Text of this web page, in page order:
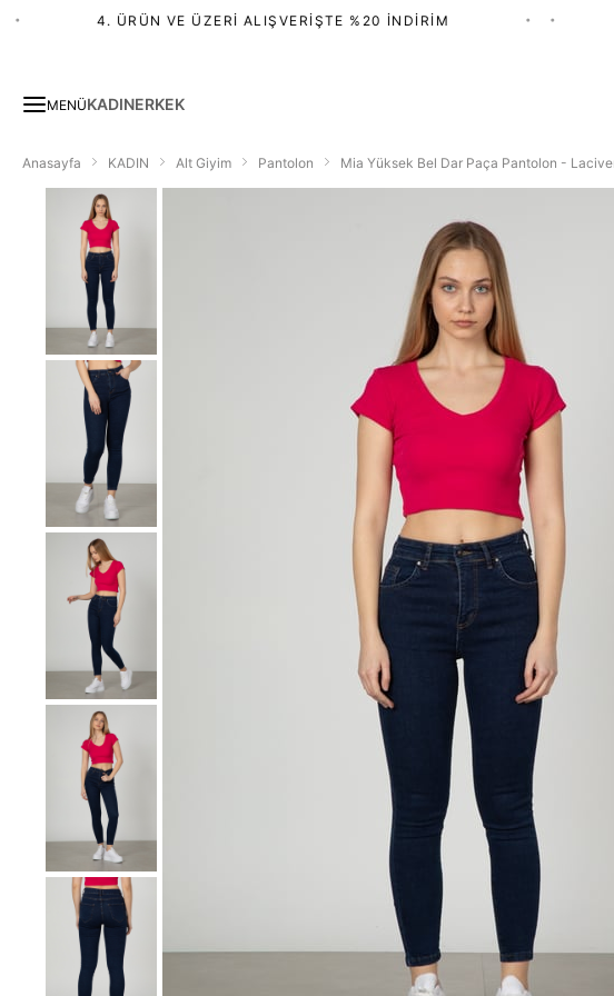
4. ÜRÜN VE ÜZERI ALIŞVERIŞTE %20 İNDIRIM •
MENÜKADINERKEK
Anasayfa KADIN Alt Giyim Pantolon Mia Yüksek Bel Dar Paça Pantolon -